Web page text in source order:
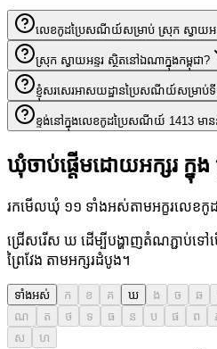
លេខកូដប្រៃសណីយ៍សម្រាប់ ស្រុក ស្វាយអន្ទ
ស្រុក ស្វាយអន្ទរ ស្ថិតនៅឯណាក្នុងកម្ពុជា?
ខ្ញុំសរសេរអាសយដ្ឋានប្រៃសណីយ៍សម្រាប់ទីត
ខ្ទង់នៅក្នុងលេខកូដប្រៃសណីយ៍ 1413 មាន
ឃុំចាប់ផ្តើមដោយអក្សរ ក្នុង
រកមើលឃុំ ១១ ទាំងអស់តាមអក្ខរលេខកូដ
ជ្រើសរើស ឃ ដើម្បីបង្ហាញតំណភ្ជាប់ទៅ
ព្រៃវែង តាមអក្សរដំបូង។
ទាំងអស់ ក ខ គ ឃ ង ច ឆ
ណ
ត ថ ទ ធ ន ប ផ ព
ស
ហ